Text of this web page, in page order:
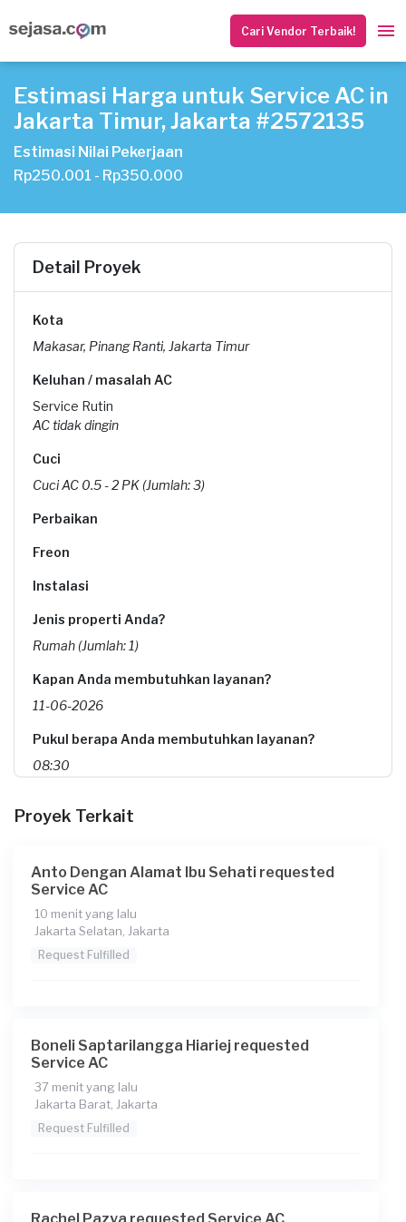
Cari Vendor Terbaik!
Estimasi Harga untuk Service AC in
Jakarta Timur, Jakarta #2572135
Estimasi Nilai Pekerjaan
Rp250.001 - Rp350.000
Detail Proyek
Kota
Makasar, Pinang Ranti, Jakarta Timur
Keluhan / masalah AC
Service Rutin
AC tidak dingin
Cuci
Cuci AC 0.5 - 2 PK (Jumlah: 3)
Perbaikan
Freon
Instalasi
Jenis properti Anda?
Rumah (Jumlah: 1)
Kapan Anda membutuhkan layanan?
11-06-2026
Pukul berapa Anda membutuhkan layanan?
08:30
Rp255.000 + Rp11.000 (biaya layanan) + Rp4.352 (biaya
Proyek Terkait
Anto Dengan Alamat Ibu Sehati requested
Service AC
10 menit yang lalu
Jakarta Selatan, Jakarta
Request Fulfilled
Boneli Saptarilangga Hiariej requested
Service AC
37 menit yang lalu
Jakarta Barat, Jakarta
Request Fulfilled